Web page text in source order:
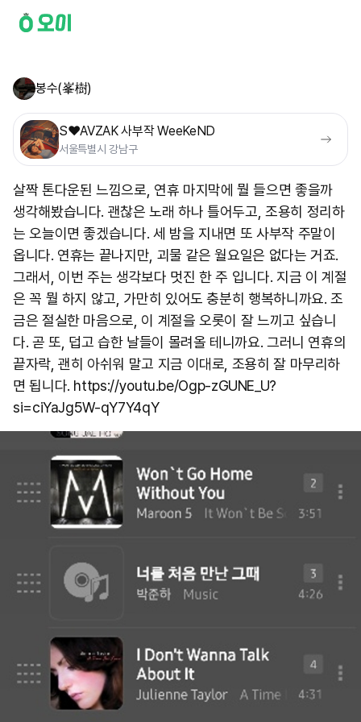
봉수(峯樹)
S❤️AVZAK 사부작 WeeKeND
서울특별시 강남구
살짝 톤다운된 느낌으로, 연휴 마지막에 뭘 들으면 좋을까
생각해봤습니다. 괜찮은 노래 하나 틀어두고, 조용히 정리하
는 오늘이면 좋겠습니다. 세 밤을 지내면 또 사부작 주말이
옵니다. 연휴는 끝나지만, 괴물 같은 월요일은 없다는 거죠.
그래서, 이번 주는 생각보다 멋진 한 주 입니다. 지금 이 계절
은 꼭 뭘 하지 않고, 가만히 있어도 충분히 행복하니까요. 조
금은 절실한 마음으로, 이 계절을 오롯이 잘 느끼고 싶습니
다. 곧 또, 덥고 습한 날들이 몰려올 테니까요. 그러니 연휴의
끝자락, 괜히 아쉬워 말고 지금 이대로, 조용히 잘 마무리하
면 됩니다. https://youtu.be/Ogp-zGUNE_U?
si=ciYaJg5W-qY7Y4qY